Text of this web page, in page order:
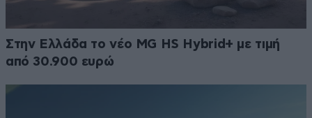
Στην Ελλάδα το νέο MG HS Hybrid+ με τιμή
από 30.900 ευρώ